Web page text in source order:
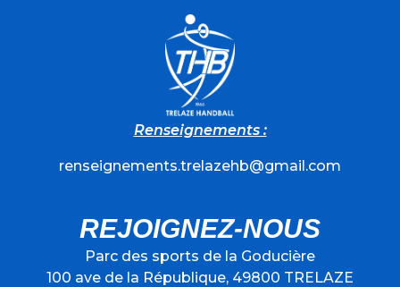
Renseignements :
renseignements.trelazehb@gmail.com
REJOIGNEZ-NOUS
Parc des sports de la Goducière
100 ave de la République, 49800 TRELAZE